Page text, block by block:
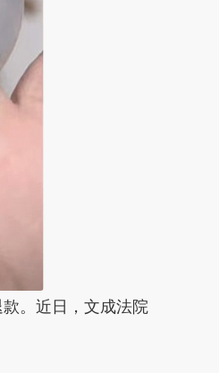
。近日，文成法院